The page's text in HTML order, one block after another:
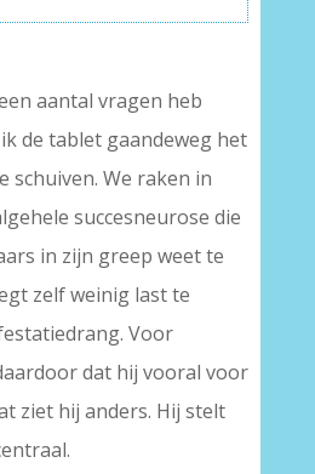
aantal vragen heb
de tablet gaandeweg het
schuiven. We raken in
succesneurose die
in zijn greep weet te
zelf weinig last te
Voor
dat hij vooral voor
ziet hij anders. Hij stelt